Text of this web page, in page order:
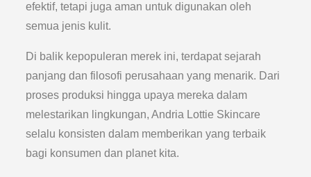
efektif, tetapi juga aman untuk digunakan oleh
semua jenis kulit.
Di balik kepopuleran merek ini, terdapat sejarah
panjang dan filosofi perusahaan yang menarik. Dari
proses produksi hingga upaya mereka dalam
melestarikan lingkungan, Andria Lottie Skincare
selalu konsisten dalam memberikan yang terbaik
bagi konsumen dan planet kita.